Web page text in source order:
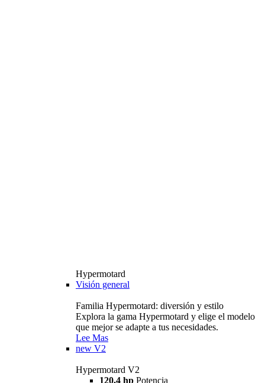
Hypermotard
Visión general
Familia Hypermotard: diversión y estilo
Explora la gama Hypermotard y elige el modelo
que mejor se adapte a tus necesidades.
Lee Mas
new V2
Hypermotard V2
120,4 hp Potencia